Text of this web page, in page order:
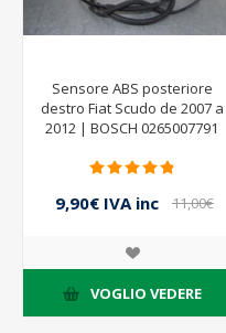
Sensore ABS posteriore
destro Fiat Scudo de 2007 a
2012 | BOSCH 0265007791
9,90€ IVA inc
11,00€
VOGLIO VEDERE